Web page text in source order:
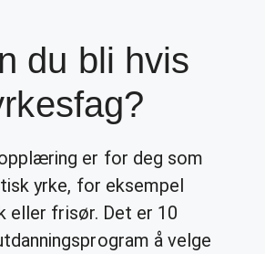
du bli hvis
er for deg som
yrke, for eksempel
eller frisør. Det er 10
å velge